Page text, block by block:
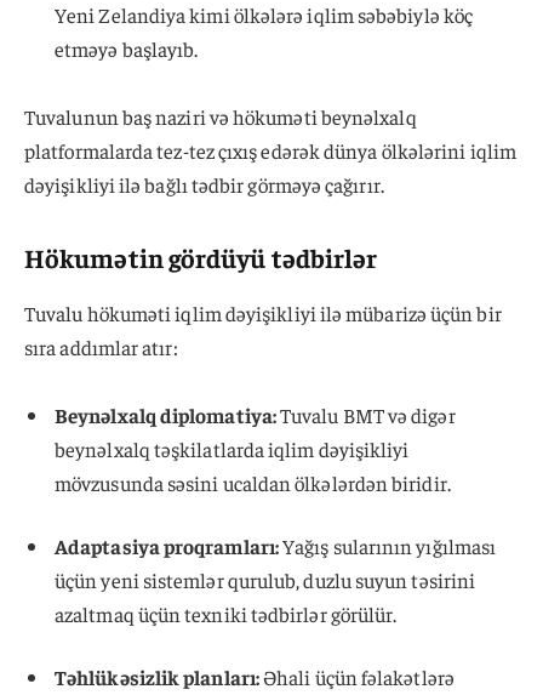
Yeni Zelandiya kimi ölkələrə iqlim səbəbiylə köç
etməyə başlayıb.
Tuvalunun baş naziri və hökuməti beynəlxalq
platformalarda tez-tez çıxış edərək dünya ölkələrini iqlim
dəyişikliyi ilə bağlı tədbir görməyə çağırır.
Hökumətin gördüyü tədbirlər
Tuvalu hökuməti iqlim dəyişikliyi ilə mübarizə üçün bir
sıra addımlar atır:
Beynəlxalq diplomatiya:Tuvalu BMT və digər
beynəlxalq təşkilatlarda iqlim dəyişikliyi
mövzusunda səsini ucaldan ölkələrdən biridir.
Adaptasiya proqramları:Yağış sularının yığılması
üçün yeni sistemlər qurulub, duzlu suyun təsirini
azaltmaq üçün texniki tədbirlər görülür.
Təhlükəsizlik planları:Əhali üçün fəlakətlərə